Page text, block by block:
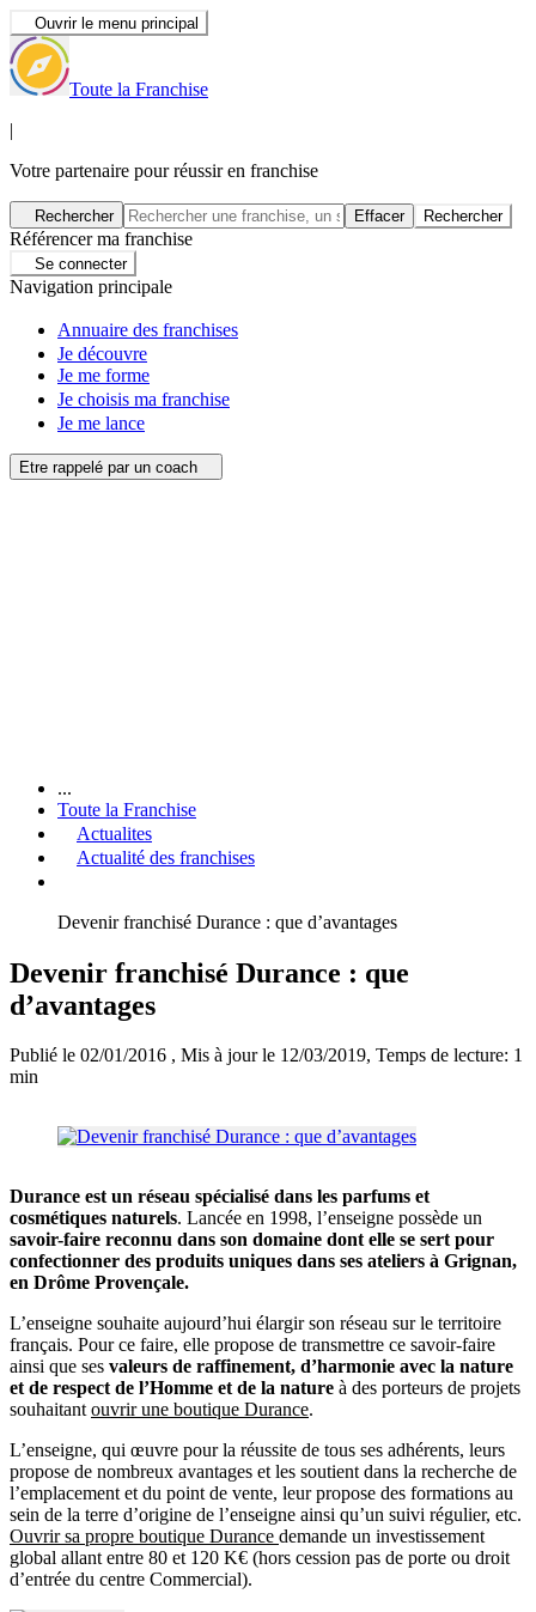
Ouvrir le menu principal
Toute la Franchise
|
Votre partenaire pour réussir en franchise
Rechercher Effacer Rechercher
Référencer ma franchise
Se connecter
Navigation principale
Annuaire des franchises
Je découvre
Je me forme
Je choisis ma franchise
Je me lance
Etre rappelé par un coach
...
Toute la Franchise
Actualites
Actualité des franchises
Devenir franchisé Durance : que d’avantages
Devenir franchisé Durance : que
d’avantages
Publié le 02/01/2016 , Mis à jour le 12/03/2019, Temps de lecture: 1
min
Durance est un réseau spécialisé dans les parfums et
cosmétiques naturels. Lancée en 1998, l’enseigne possède un
savoir-faire reconnu dans son domaine dont elle se sert pour
confectionner des produits uniques dans ses ateliers à Grignan,
en Drôme Provençale.
L’enseigne souhaite aujourd’hui élargir son réseau sur le territoire
français. Pour ce faire, elle propose de transmettre ce savoir-faire
ainsi que ses valeurs de raffinement, d’harmonie avec la nature
et de respect de l’Homme et de la nature à des porteurs de projets
souhaitantouvrir une boutique Durance.
L’enseigne, qui œuvre pour la réussite de tous ses adhérents, leurs
propose de nombreux avantages et les soutient dans la recherche de
l’emplacement et du point de vente, leur propose des formations au
sein de la terre d’origine de l’enseigne ainsi qu’un suivi régulier, etc.
Ouvrir sa propre boutique Durance demande un investissement
global allant entre 80 et 120 K€ (hors cession pas de porte ou droit
d’entrée du centre Commercial).